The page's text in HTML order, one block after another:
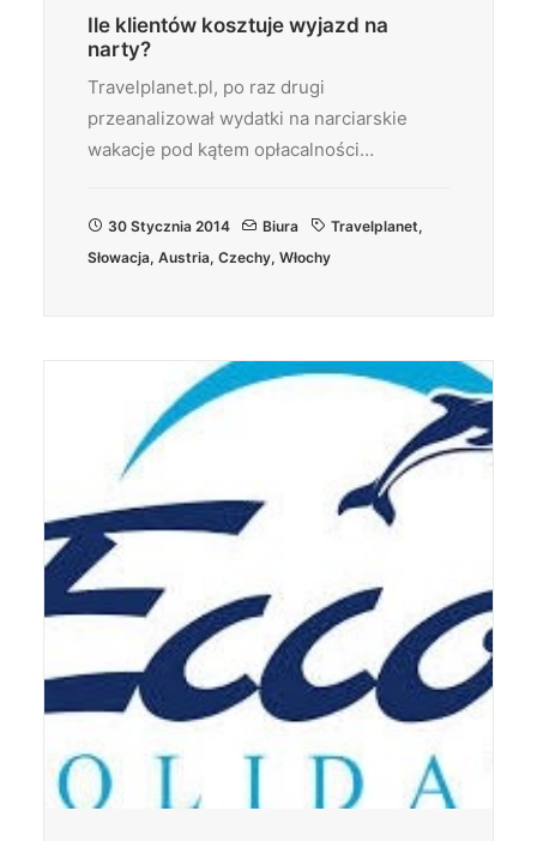
Ile klientów kosztuje wyjazd na
narty?
Travelplanet.pl, po raz drugi
przeanalizował wydatki na narciarskie
wakacje pod kątem opłacalności…
30 Stycznia 2014 Biura Travelplanet,
Słowacja, Austria, Czechy, Włochy